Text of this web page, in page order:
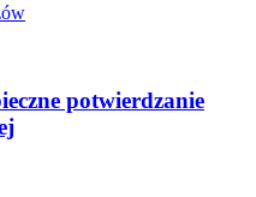
potwierdzanie